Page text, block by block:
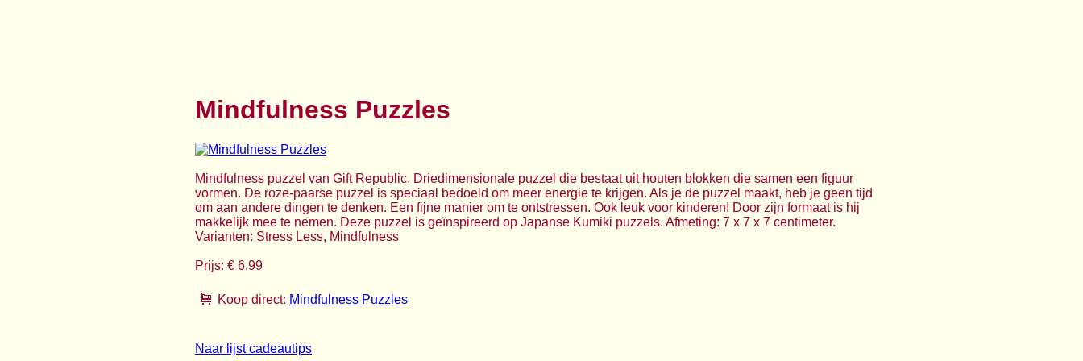
Mindfulness Puzzles
Mindfulness puzzel van Gift Republic. Driedimensionale puzzel die bestaat uit houten blokken die samen een figuur
vormen. De roze-paarse puzzel is speciaal bedoeld om meer energie te krijgen. Als je de puzzel maakt, heb je geen tijd
om aan andere dingen te denken. Een fijne manier om te ontstressen. Ook leuk voor kinderen! Door zijn formaat is hij
makkelijk mee te nemen. Deze puzzel is geïnspireerd op Japanse Kumiki puzzels. Afmeting: 7 x 7 x 7 centimeter.
Varianten: Stress Less, Mindfulness
Prijs: € 6.99
Koop direct: Mindfulness Puzzles
Naar lijst cadeautips